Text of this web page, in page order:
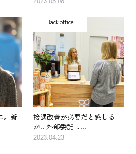
2023.05.08
。新
Back office
接遇改善が必要だと感じる
が…外部委託し...
2023.04.23